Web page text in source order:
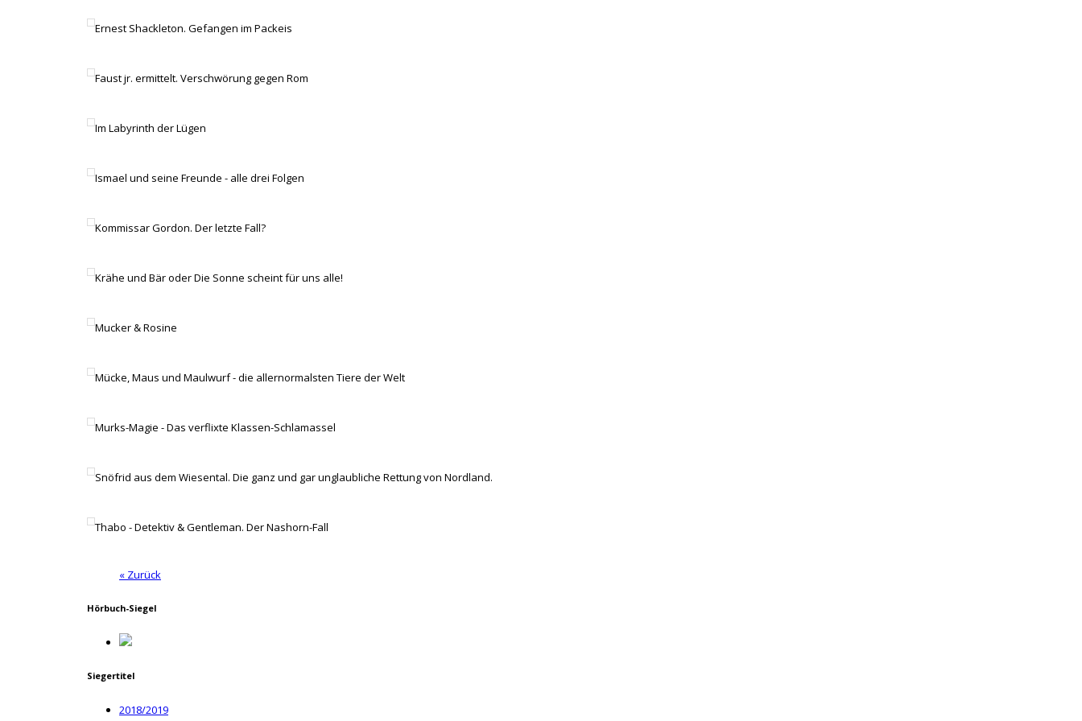
Ernest Shackleton. Gefangen im Packeis
Faust jr. ermittelt. Verschwörung gegen Rom
Im Labyrinth der Lügen
Ismael und seine Freunde - alle drei Folgen
Kommissar Gordon. Der letzte Fall?
Krähe und Bär oder Die Sonne scheint für uns alle!
Mucker & Rosine
Mücke, Maus und Maulwurf - die allernormalsten Tiere der Welt
Murks-Magie - Das verflixte Klassen-Schlamassel
Snöfrid aus dem Wiesental. Die ganz und gar unglaubliche Rettung von Nordland.
Thabo - Detektiv & Gentleman. Der Nashorn-Fall
« Zurück
Hörbuch-Siegel
Siegertitel
2018/2019